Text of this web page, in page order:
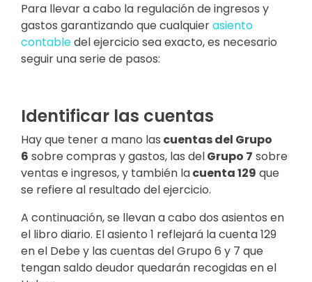
Para llevar a cabo la regulación de ingresos y
gastos garantizando que cualquierasiento
contabledel ejercicio sea exacto, es necesario
seguir una serie de pasos:
Identificar las cuentas
Hay que tener a mano las cuentas del Grupo
6 sobre compras y gastos, las delGrupo 7 sobre
ventas e ingresos, y también lacuenta 129 que
se refiere al resultado del ejercicio.
A continuación, se llevan a cabo dos asientos en
el libro diario. El asiento 1 reflejará la cuenta 129
en el Debe y las cuentas del Grupo 6 y 7 que
tengan saldo deudor quedarán recogidas en el